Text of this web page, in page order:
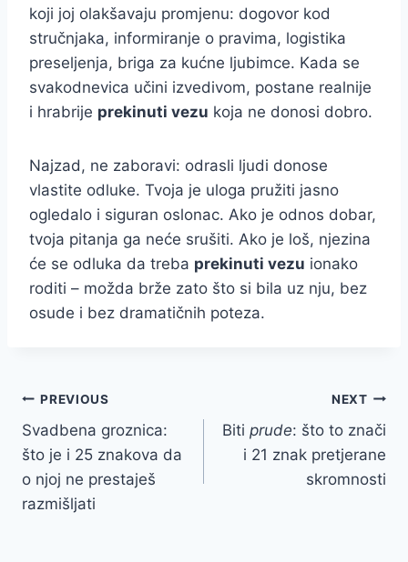
koji joj olakšavaju promjenu: dogovor kod
stručnjaka, informiranje o pravima, logistika
preseljenja, briga za kućne ljubimce. Kada se
svakodnevica učini izvedivom, postane realnije
i hrabrije prekinuti vezu koja ne donosi dobro.
Najzad, ne zaboravi: odrasli ljudi donose
vlastite odluke. Tvoja je uloga pružiti jasno
ogledalo i siguran oslonac. Ako je odnos dobar,
tvoja pitanja ga neće srušiti. Ako je loš, njezina
će se odluka da treba prekinuti vezu ionako
roditi – možda brže zato što si bila uz nju, bez
osude i bez dramatičnih poteza.
Post
navigation
PREVIOUS
Svadbena groznica:
što je i 25 znakova da
o njoj ne prestaješ
razmišljati
NEXT
Biti prude: što to znači
i 21 znak pretjerane
skromnosti